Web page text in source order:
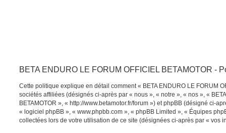
BETA ENDURO LE FORUM OFFICIEL BETAMOTOR -
Cette politique explique en détail comment « BETA ENDURO LE FORUM
sociétés affiliées (désignés ci-après par « nous », « notre », « nos », «
BETAMOTOR », « http://www.betamotor.fr/forum ») et phpBB (désigné ci-
« logiciel phpBB », « www.phpbb.com », « phpBB Limited », « Équipes
collectées lors de votre utilisation de ce site (désignées ci-après par « vos